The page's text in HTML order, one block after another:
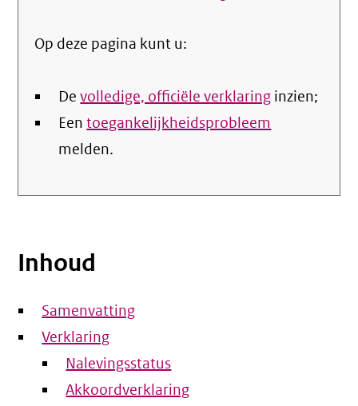
Op deze pagina kunt u:
Devolledige, officiële verklaring inzien;
Eentoegankelijkheidsprobleem
melden.
Inhoud
Samenvatting
Verklaring
Nalevingsstatus
Akkoordverklaring